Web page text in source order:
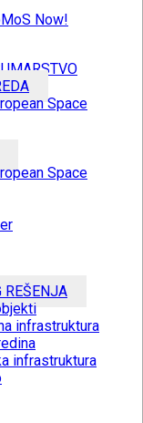
Now!
Space
Space
REŠENJA
infrastruktura
infrastruktura